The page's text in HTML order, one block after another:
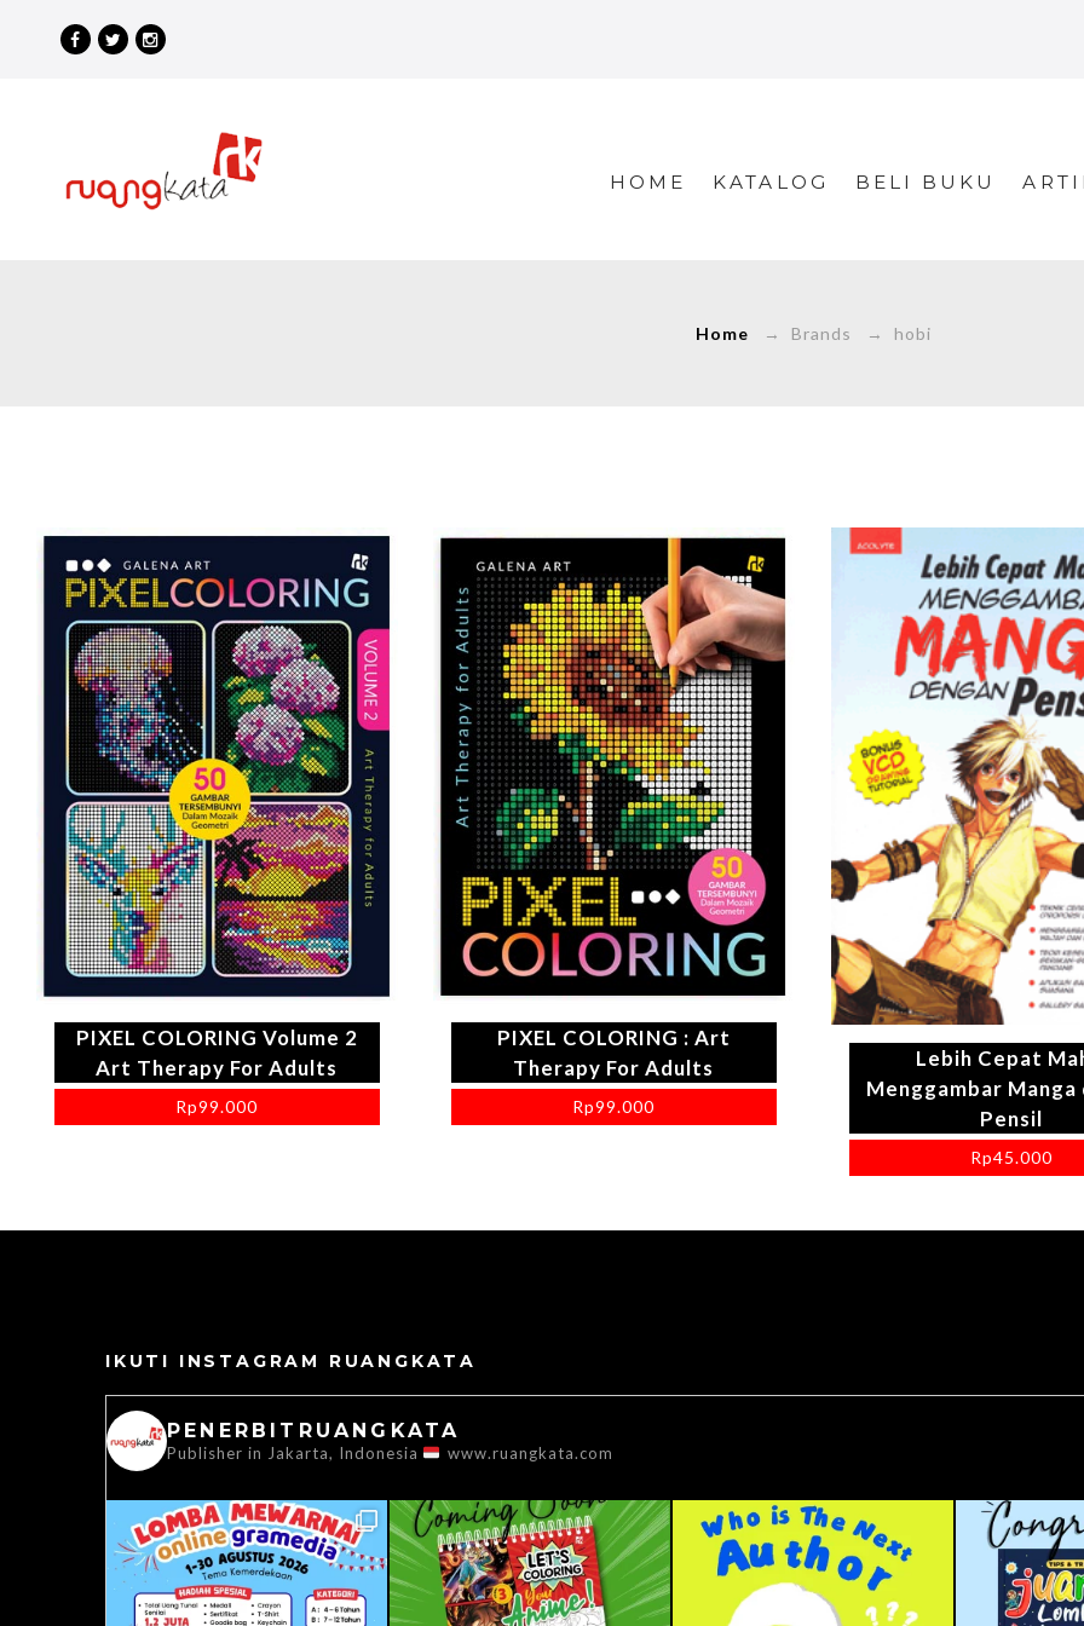
HOME KATALOG BELI BUKU
Home → Brands → hobi
PIXEL COLORING Volume 2
Art Therapy For Adults
Rp99.000
PIXEL COLORING : Art
Therapy For Adults
Rp99.000
Lebih Cepat
Menggambar Manga
Pensil
Rp45.000
IKUTI INSTAGRAM RUANGKATA
PENERBITRUANGKATA
Publisher in Jakarta, Indonesia www.ruangkata.com